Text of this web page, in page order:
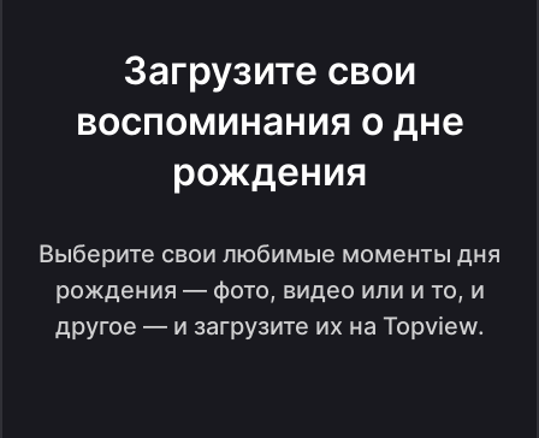
Загрузите свои
воспоминания о дне
рождения
Выберите свои любимые моменты дня
рождения — фото, видео или и то, и
другое — и загрузите их на Topview.